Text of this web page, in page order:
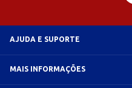
AJUDA E SUPORTE
MAIS INFORMAÇÕES